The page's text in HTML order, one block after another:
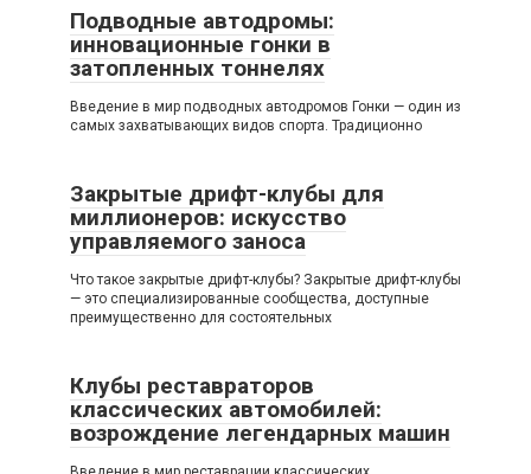
Подводные автодромы:
инновационные гонки в
затопленных тоннелях
Введение в мир подводных автодромов Гонки — один из
самых захватывающих видов спорта. Традиционно
Закрытые дрифт-клубы для
миллионеров: искусство
управляемого заноса
Что такое закрытые дрифт-клубы? Закрытые дрифт-клубы
— это специализированные сообщества, доступные
преимущественно для состоятельных
Клубы реставраторов
классических автомобилей:
возрождение легендарных машин